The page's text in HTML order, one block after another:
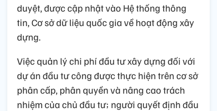
duyệt, được cập nhật vào Hệ thống thông
tin, Cơ sở dữ liệu quốc gia về hoạt động xây
dựng.
Việc quản lý chi phí đầu tư xây dựng đối với
dự án đầu tư công được thực hiện trên cơ sở
phân cấp, phân quyền và nâng cao trách
nhiệm của chủ đầu tư; người quyết định đầu